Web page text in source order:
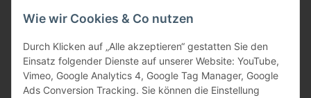
Wie wir Cookies & Co nutzen
Durch Klicken auf „Alle akzeptieren“ gestatten Sie den
Einsatz folgender Dienste auf unserer Website: YouTube,
Vimeo, Google Analytics 4, Google Tag Manager, Google
Ads Conversion Tracking. Sie können die Einstellung